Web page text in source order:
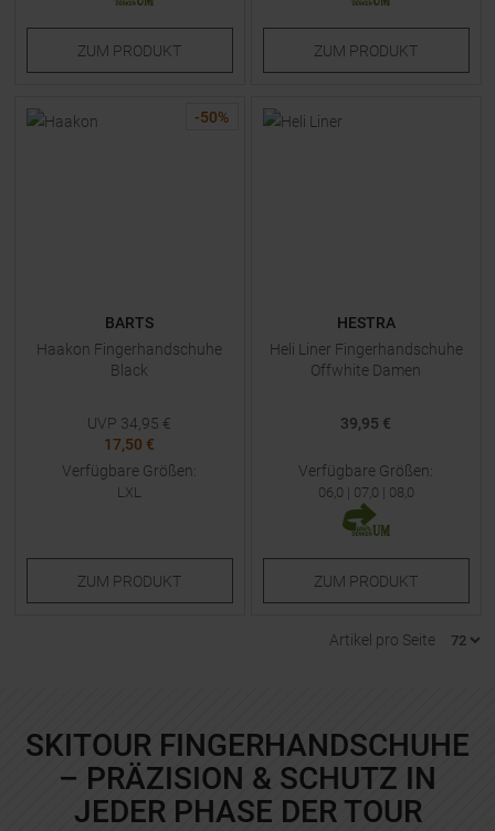
ZUM PRODUKT ZUM PRODUKT
-50%
BARTS
Haakon Fingerhandschuhe
Black
UVP 34,95 €
17,50 €
Verfügbare Größen:
LXL
ZUM PRODUKT
HESTRA
Heli Liner Fingerhandschuhe
Offwhite Damen
39,95 €
Verfügbare Größen:
06,0 | 07,0 | 08,0
ZUM PRODUKT
Artikel pro Seite
SKITOUR FINGERHANDSCHUHE
– PRÄZISION & SCHUTZ IN
JEDER PHASE DER TOUR